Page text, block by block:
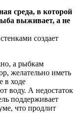
среда, в которой
выживает, а не
создает
а рыбкам
желательно иметь
в ходе
воду. А недостаток
поддерживает
что продлит